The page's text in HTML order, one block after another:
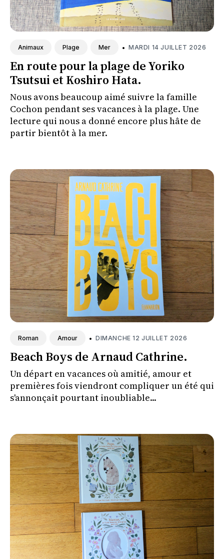
Animaux Plage Mer • MARDI 14 JUILLET 2026
En route pour la plage de Yoriko
Tsutsui et Koshiro Hata.
Nous avons beaucoup aimé suivre la famille
Cochon pendant ses vacances à la plage. Une
lecture qui nous a donné encore plus hâte de
partir bientôt à la mer.
Roman Amour • DIMANCHE 12 JUILLET 2026
Beach Boys de Arnaud Cathrine.
Un départ en vacances où amitié, amour et
premières fois viendront compliquer un été qui
s'annonçait pourtant inoubliable...